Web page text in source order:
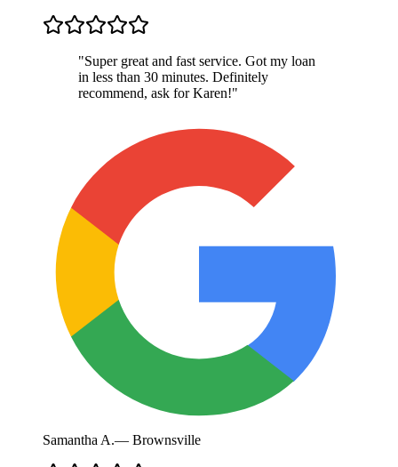
"Super great and fast service. Got my loan
in less than 30 minutes. Definitely
recommend, ask for Karen!"
Samantha A.— Brownsville